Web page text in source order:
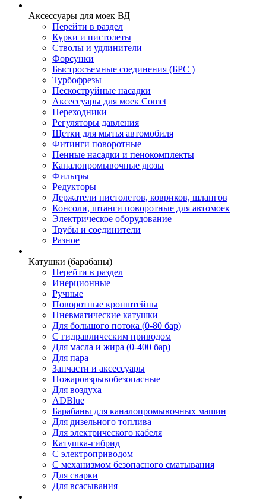
Аксессуары для моек ВД
Перейти в раздел
Курки и пистолеты
Стволы и удлинители
Форсунки
Быстросъемные соединения (БРС )
Турбофрезы
Пескоструйные насадки
Аксессуары для моек Comet
Переходники
Регуляторы давления
Щетки для мытья автомобиля
Фитинги поворотные
Пенные насадки и пенокомплекты
Каналопромывочные дюзы
Фильтры
Редукторы
Держатели пистолетов, ковриков, шлангов
Консоли, штанги поворотные для автомоек
Электрическое оборудование
Трубы и соединители
Разное
Катушки (барабаны)
Перейти в раздел
Инерционные
Ручные
Поворотные кронштейны
Пневматические катушки
Для большого потока (0-80 бар)
С гидравлическим приводом
Для масла и жира (0-400 бар)
Для пара
Запчасти и аксессуары
Пожаровзрывобезопасные
Для воздуха
ADBlue
Барабаны для каналопромывочных машин
Для дизельного топлива
Для электрического кабеля
Катушка-гибрид
С электроприводом
С механизмом безопасного сматывания
Для сварки
Для всасывания